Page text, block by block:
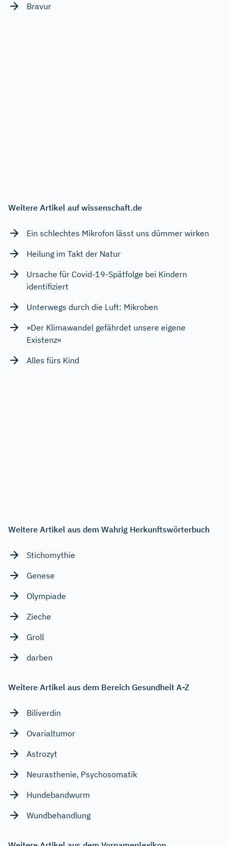
Bravur
Weitere Artikel auf wissenschaft.de
Ein schlechtes Mikrofon lässt uns dümmer wirken
Heilung im Takt der Natur
Ursache für Covid-19-Spätfolge bei Kindern
identifiziert
Unterwegs durch die Luft: Mikroben
»Der Klimawandel gefährdet unsere eigene
Existenz«
Alles fürs Kind
Weitere Artikel aus dem Wahrig Herkunftswörterbuch
Stichomythie
Genese
Olympiade
Zieche
Groll
darben
Weitere Artikel aus dem Bereich Gesundheit A-Z
Biliverdin
Ovarialtumor
Astrozyt
Neurasthenie, Psychosomatik
Hundebandwurm
Wundbehandlung